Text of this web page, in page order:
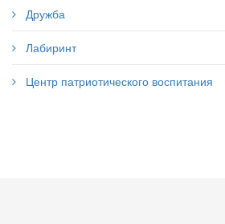
Дружба
Лабиринт
Центр патриотического воспитания